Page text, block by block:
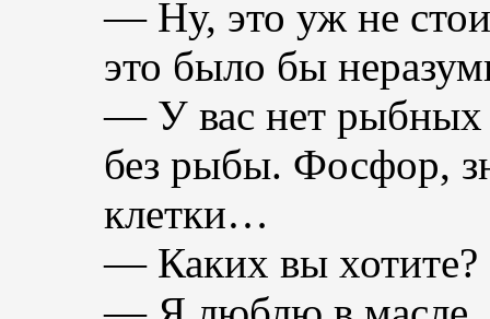
— Ну, это уж не
это было бы
— У вас нет рыбных
без рыбы. Фосфор,
клетки…
— Каких вы хотите?